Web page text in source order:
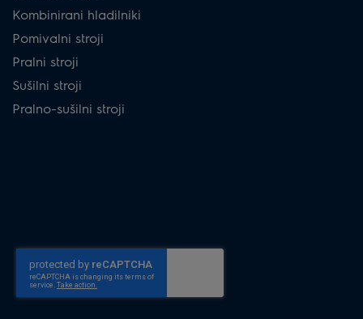
Kombinirani hladilniki
Pomivalni stroji
Pralni stroji
Sušilni stroji
Pralno-sušilni stroji